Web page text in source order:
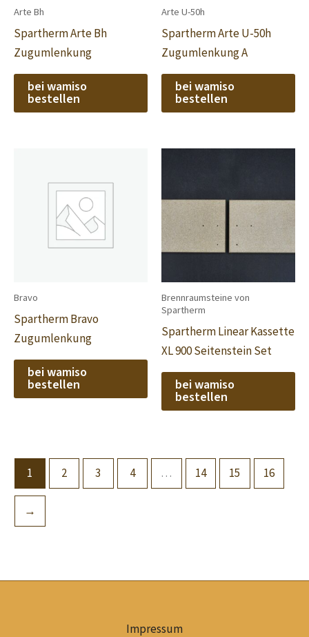
Arte Bh
Spartherm Arte Bh
Zugumlenkung
bei wamiso
bestellen
Arte U-50h
Spartherm Arte U-50h
Zugumlenkung A
bei wamiso
bestellen
Bravo
Spartherm Bravo
Zugumlenkung
bei wamiso
bestellen
Brennraumsteine von
Spartherm
Spartherm Linear Kassette
XL 900 Seitenstein Set
bei wamiso
bestellen
1 2 3 4 … 14 15 16
→
Impressum